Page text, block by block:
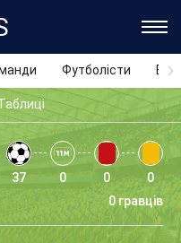
Футболісти
0 гравців
37 0 0 0